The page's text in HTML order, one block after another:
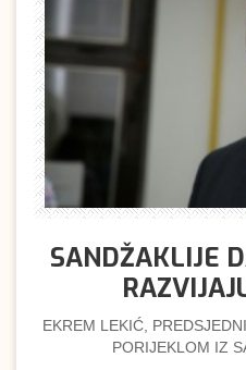
SANDŽAKLIJE
EKREM LEKIĆ,
PORIJEKLOM IZ